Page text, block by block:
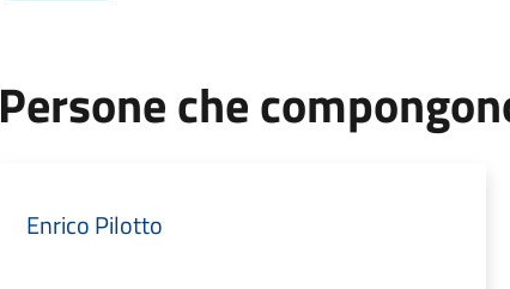
Persone che
Enrico Pilotto